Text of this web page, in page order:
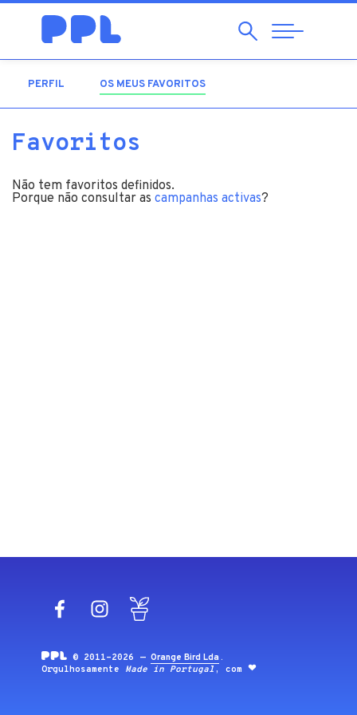
Pesquisar
Abrir
Navegação
PERFIL OS MEUS FAVORITOS
Favoritos
Não tem favoritos definidos.
Porque não consultar as campanhas activas?
FacebookInstagram
© 2011-2026 —Orange Bird Lda .
Orgulhosamente Made in Portugal , com